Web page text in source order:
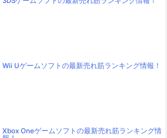
Wii Uゲームソフトの最新売れ筋ランキング情報！
Xbox Oneゲームソフトの最新売れ筋ランキング情